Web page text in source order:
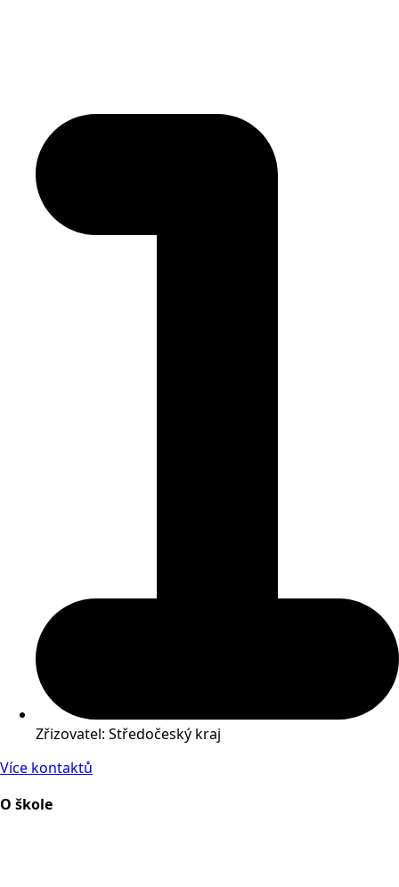
Zřizovatel: Středočeský kraj
Více kontaktů
O škole